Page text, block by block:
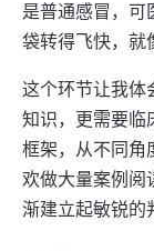
是普通感冒，可
袋转得飞快，就
这个环节让我体
知识，更需要临
框架，从不同角
欢做大量案例阅
渐建立起敏锐的